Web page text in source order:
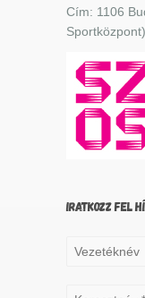
Cím: 1106
Sportközpont)
IRATKOZZ FEL